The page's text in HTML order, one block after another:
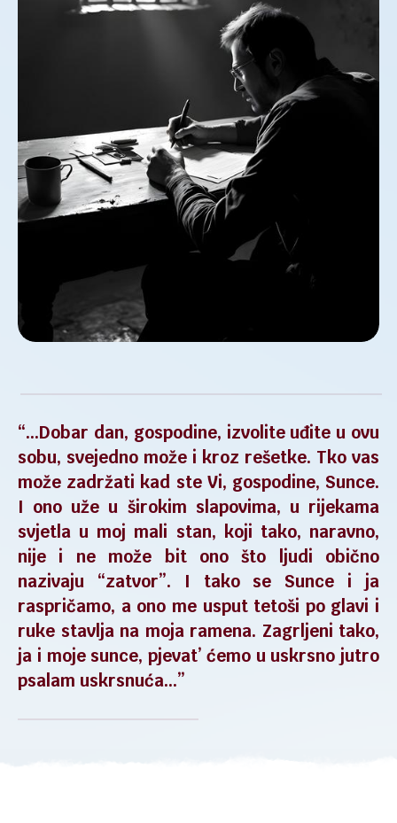
“…Dobar dan, gospodine, izvolite uđite u ovu
sobu, svejedno može i kroz rešetke. Tko vas
može zadržati kad ste Vi, gospodine, Sunce.
I ono uže u širokim slapovima, u rijekama
svjetla u moj mali stan, koji tako, naravno,
nije i ne može bit ono što ljudi obično
nazivaju “zatvor”. I tako se Sunce i ja
raspričamo, a ono me usput tetoši po glavi i
ruke stavlja na moja ramena. Zagrljeni tako,
ja i moje sunce, pjevat’ ćemo u uskrsno jutro
psalam uskrsnuća…”